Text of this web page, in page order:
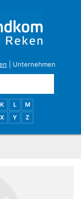
Unternehmen
K L
M
X Y Z